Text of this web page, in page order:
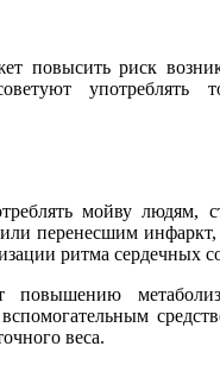
повысить риск
употреблять
мойву людям,
перенесшим инфаркт,
ритма сердечных
повышению
веса.